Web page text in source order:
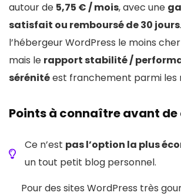
autour de 5,75 € / mois, avec une
satisfait ou remboursé de 30 jours
l’hébergeur WordPress le moins
mais le rapport stabilité /
sérénitéest franchement parmi les
Points à connaître avant de
Ce n’est pas l’option la plus
un tout petit blog personnel.
Pour des sites WordPress très